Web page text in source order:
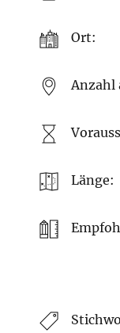
Ort:
Anzahl
Länge: